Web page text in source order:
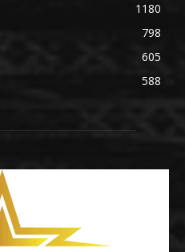
1180
798
605
588